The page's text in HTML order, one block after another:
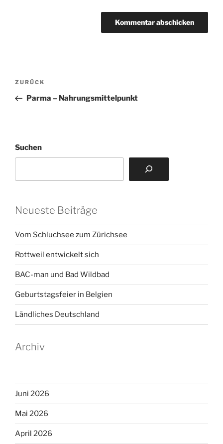
Beitragsnavigation
Vorheriger
Beitrag
ZURÜCK
Parma – Nahrungsmittelpunkt
Suchen
Neueste Beiträge
Vom Schluchsee zum Zürichsee
Rottweil entwickelt sich
BAC-man und Bad Wildbad
Geburtstagsfeier in Belgien
Ländliches Deutschland
Archiv
Juni 2026
Mai 2026
April 2026